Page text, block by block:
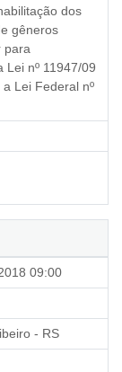
dos
gêneros
para
Lei nº 11947/09
Lei Federal nº
09:00
- RS